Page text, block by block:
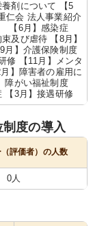
養剤について 【5
仁会 法人事業紹介
【6月】感染症
束及び虐待 【8月】
月】介護保険制度
修 【11月】メンタ
】障害者の雇用に
障がい福祉制度
【3月】接遇研修
度の導入
評価者）の人数
0人